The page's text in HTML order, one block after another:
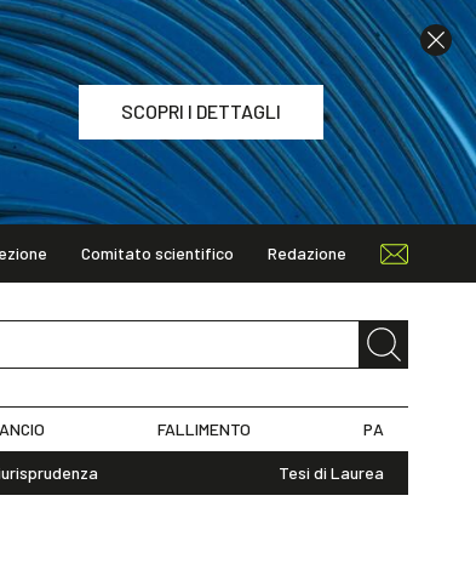
SCOPRI I DETTAGLI
Comitato scientifico Redazione
FALLIMENTO PA
Tesi di Laurea